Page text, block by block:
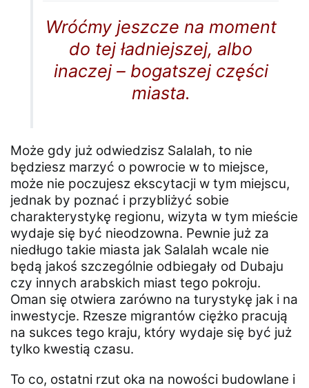
Wróćmy jeszcze na moment
do tej ładniejszej, albo
inaczej – bogatszej części
miasta.
Może gdy już odwiedzisz Salalah, to nie
będziesz marzyć o powrocie w to miejsce,
może nie poczujesz ekscytacji w tym miejscu,
jednak by poznać i przybliżyć sobie
charakterystykę regionu, wizyta w tym mieście
wydaje się być nieodzowna. Pewnie już za
niedługo takie miasta jak Salalah wcale nie
będą jakoś szczególnie odbiegały od Dubaju
czy innych arabskich miast tego pokroju.
Oman się otwiera zarówno na turystykę jak i na
inwestycje. Rzesze migrantów ciężko pracują
na sukces tego kraju, który wydaje się być już
tylko kwestią czasu.
To co, ostatni rzut oka na nowości budowlane i